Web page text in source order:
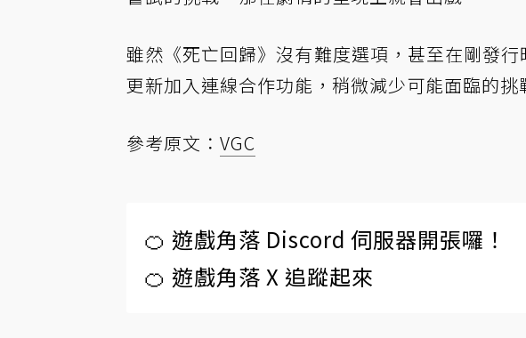
雖然《死亡回歸》沒有難度選項，甚至在剛發
更新加入連線合作功能，稍微減少可能面臨的挑
參考原文： VGC
🍊 遊戲角落 Discord 伺服器開張囉！
🍊 遊戲角落 X 追蹤起來